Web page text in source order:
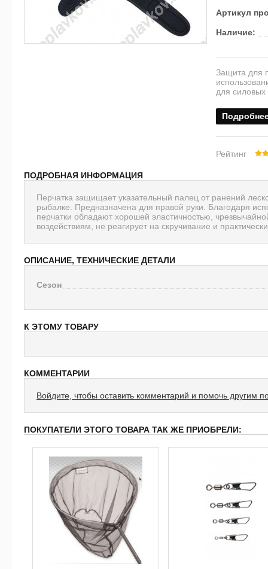
Артикул
Наличие:
Защита для
для силовых
Рейтинг
ПОДРОБНАЯ ИНФОРМАЦИЯ
Перчатка защищает указательный палец от ранений
рыбалке. Предназначена для правой руки. Благодаря
перчатки обладают хорошей эластичностью,
воздействиям, не реагирует на скручивание и
ОПИСАНИЕ, ТЕХНИЧЕСКИЕ ДЕТАЛИ
Сезон
К ЭТОМУ ТОВАРУ
КОММЕНТАРИИ
Войдите, чтобы оставить комментарий и помочь другим
ПОКУПАТЕЛИ ЭТОГО ТОВАРА ТАК ЖЕ ПРИОБРЕЛИ: